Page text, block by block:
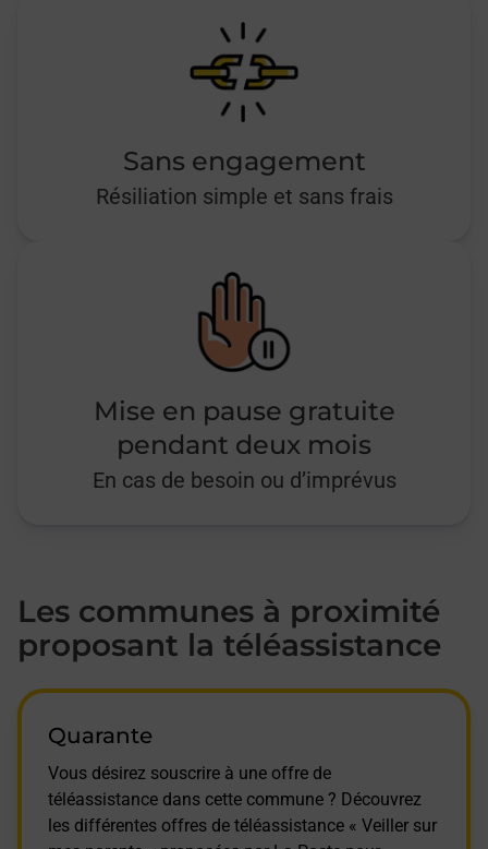
Sans engagement
Résiliation simple et sans frais
Mise en pause gratuite
pendant deux mois
En cas de besoin ou d’imprévus
Les communes à proximité
proposant la téléassistance
Quarante
Vous désirez souscrire à une offre de
téléassistance dans cette commune ? Découvrez
les différentes offres de téléassistance « Veiller sur